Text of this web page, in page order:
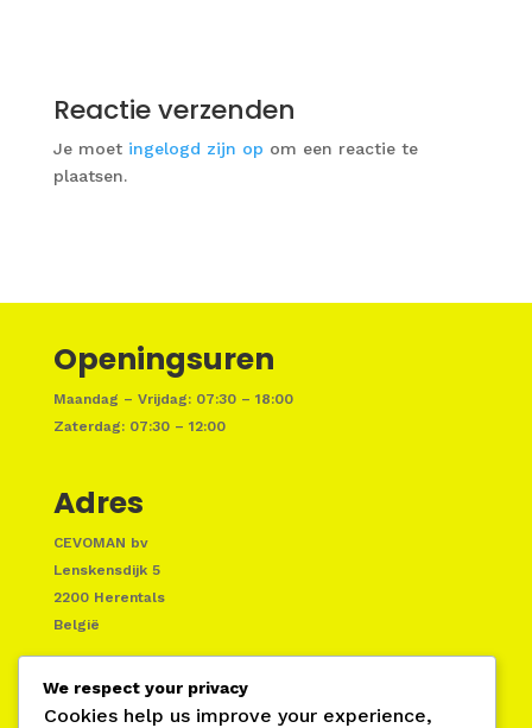
Reactie verzenden
Je moet ingelogd zijn op om een reactie te
plaatsen.
Openingsuren
Maandag – Vrijdag: 07:30 – 18:00
Zaterdag: 07:30 – 12:00
Adres
CEVOMAN bv
Lenskensdijk 5
2200 Herentals
België
We respect your privacy
Cookies help us improve your experience,